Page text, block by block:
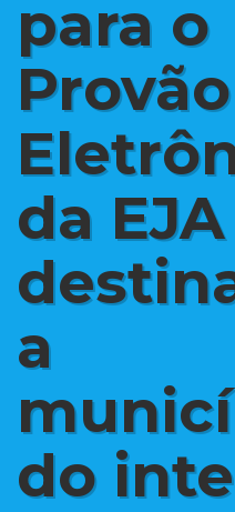
para o
Provão
da EJA
a
do